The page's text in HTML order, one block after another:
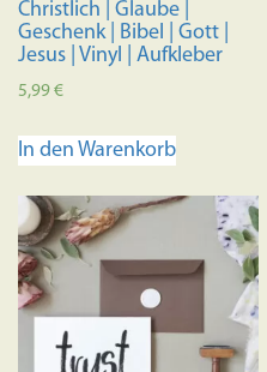
Christlich | Glaube |
Geschenk | Bibel | Gott |
Jesus | Vinyl | Aufkleber
5,99€
In den Warenkorb